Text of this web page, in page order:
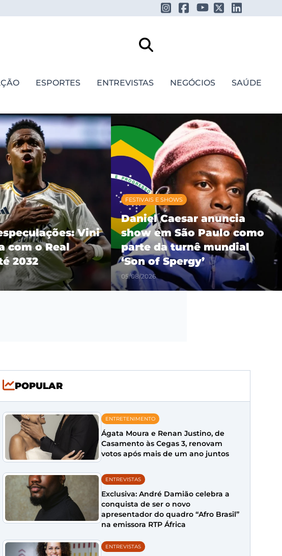
ESPORTES ENTREVISTAS NEGÓCIOS SAÚDE
Vini
com o Real
2032
FESTIVAIS E SHOWS
Daniel Caesar anuncia
show em São Paulo como
parte da turnê mundial
‘Son of Spergy’
05/08/2026
POPULAR
ENTRETENIMENTO
Ágata Moura e Renan Justino, de
Casamento às Cegas 3, renovam
votos após mais de um ano juntos
ENTREVISTAS
Exclusiva: André Damião celebra a
conquista de ser o novo
apresentador do quadro “Afro Brasil”
na emissora RTP África
ENTREVISTAS